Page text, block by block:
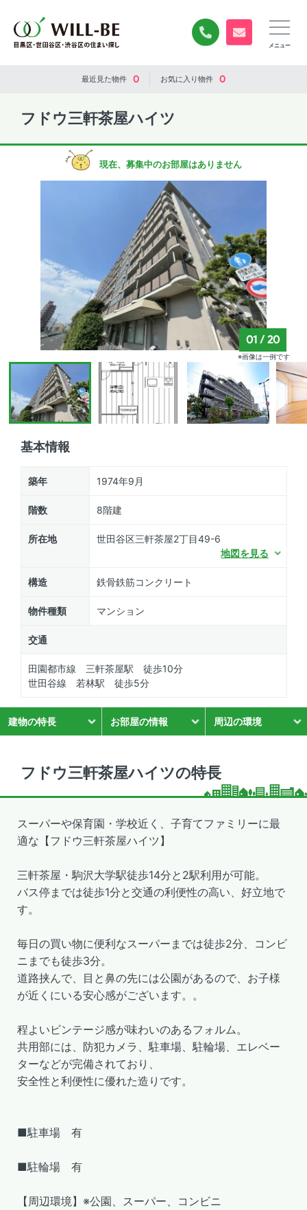
0120-840-834
無料お問い合
最近見た物件 0 お気に入り物件 0
フドウ三軒茶屋ハイツ
現在、募集中のお部屋はありません
基本情報
築年 1974年9月
階数 8階建
所在地
世田谷区三軒茶屋2丁目49-6
地図を見る
構造 鉄骨鉄筋コンクリート
物件種類 マンション
交通
田園都市線 三軒茶屋駅 徒歩10分
世田谷線 若林駅 徒歩5分
建物の特長 お部屋の情報 周辺の環境
01 /20
※画像は一例です
フドウ三軒茶屋ハイツの特長
スーパーや保育園・学校近く、子育てファミリーに最
適な【フドウ三軒茶屋ハイツ】
三軒茶屋・駒沢大学駅徒歩14分と2駅利用が可能。
バス停までは徒歩1分と交通の利便性の高い、好立地で
す。
毎日の買い物に便利なスーパーまでは徒歩2分、コンビ
ニまでも徒歩3分。
道路挟んで、目と鼻の先には公園があるので、お子様
が近くにいる安心感がございます。。
程よいビンテージ感が味わいのあるフォルム。
共用部には、防犯カメラ、駐車場、駐輪場、エレベー
ターなどが完備されており、
安全性と利便性に優れた造りです。
■駐車場 有
■駐輪場 有
【周辺環境】※公園、スーパー、コンビニ